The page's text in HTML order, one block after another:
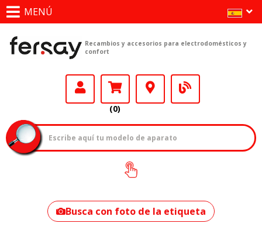
MENÚ
Recambios y accesorios para electrodomésticos y
confort
(0)
¿Cómo encontrar
tu modelo?
Busca con foto de la etiqueta